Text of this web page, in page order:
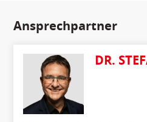
Ansprechpartner
DR.